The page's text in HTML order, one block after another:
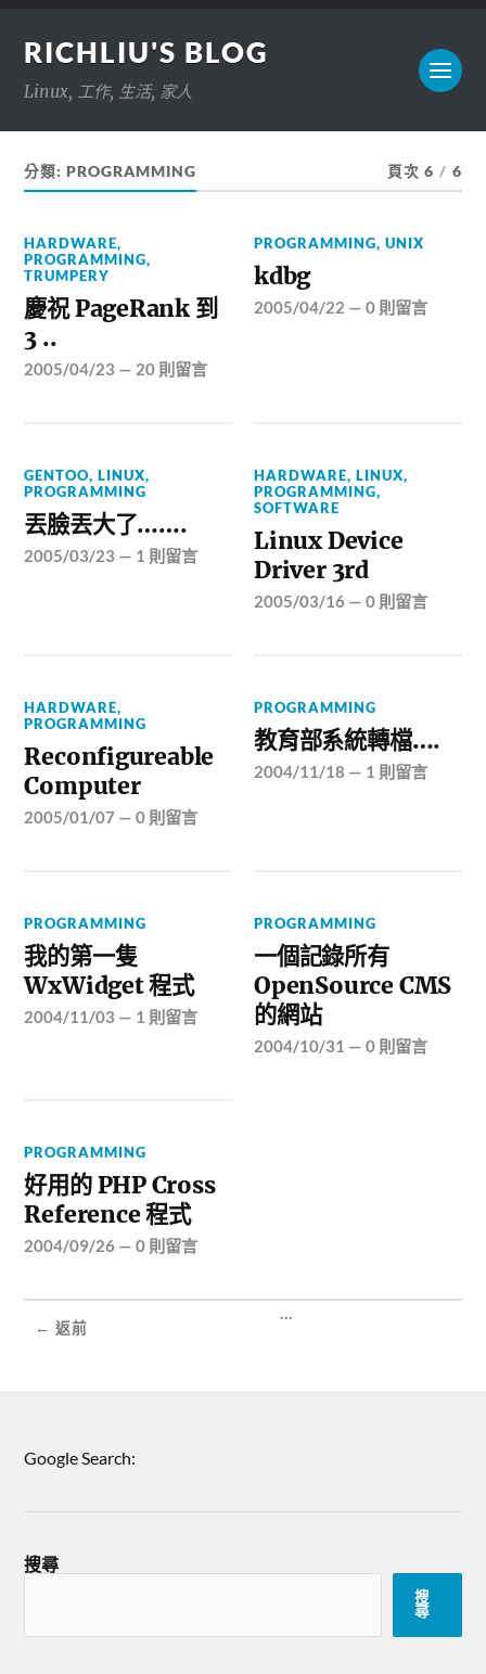
RICHLIU'S BLOG
Linux, 工作, 生活, 家人
分類:PROGRAMMING 頁次 6 / 6
HARDWARE,
PROGRAMMING,
TRUMPERY
慶祝 PageRank 到
3 ..
2005/04/23 — 20 則留言
PROGRAMMING,UNIX
kdbg
2005/04/22 —0 則留言
GENTOO,LINUX,
PROGRAMMING
丟臉丟大了…….
2005/03/23 — 1 則留言
HARDWARE,LINUX,
PROGRAMMING,
SOFTWARE
Linux Device
Driver 3rd
2005/03/16 —0 則留言
HARDWARE,
PROGRAMMING
Reconfigureable
Computer
2005/01/07 —0 則留言
PROGRAMMING
教育部系統轉檔….
2004/11/18 — 1 則留言
PROGRAMMING
我的第一隻
WxWidget 程式
2004/11/03 — 1 則留言
PROGRAMMING
一個記錄所有
OpenSource CMS
的網站
2004/10/31 —0 則留言
PROGRAMMING
好用的 PHP Cross
Reference 程式
2004/09/26 —0 則留言
← 返前
...
Google Search:
搜尋
搜
尋